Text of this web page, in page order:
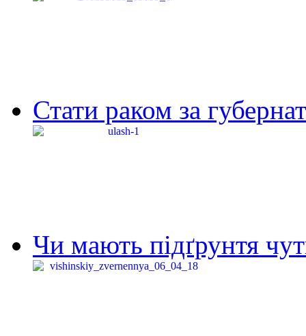
Стати раком за
Чи мають підґрунтя